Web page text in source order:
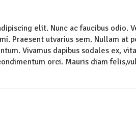
elit. Nunc ac faucibus odio.
Praesent utvarius sem. Nullam at
Vivamus dapibus sodales ex,
orci. Mauris diam